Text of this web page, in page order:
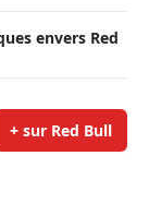
envers Red
+ sur Red Bull